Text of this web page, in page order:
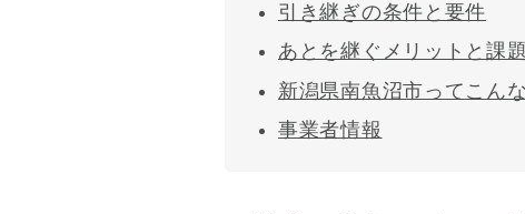
引き継ぎの条件と要件
あとを継ぐメリットと課
新潟県南魚沼市ってこん
事業者情報